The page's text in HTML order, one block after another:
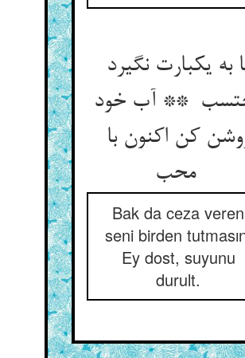
به یکبارت نگیرد
** آب خود
کن اکنون با
محب
Bak da ceza veren
seni birden
Ey dost, suyunu
durult.